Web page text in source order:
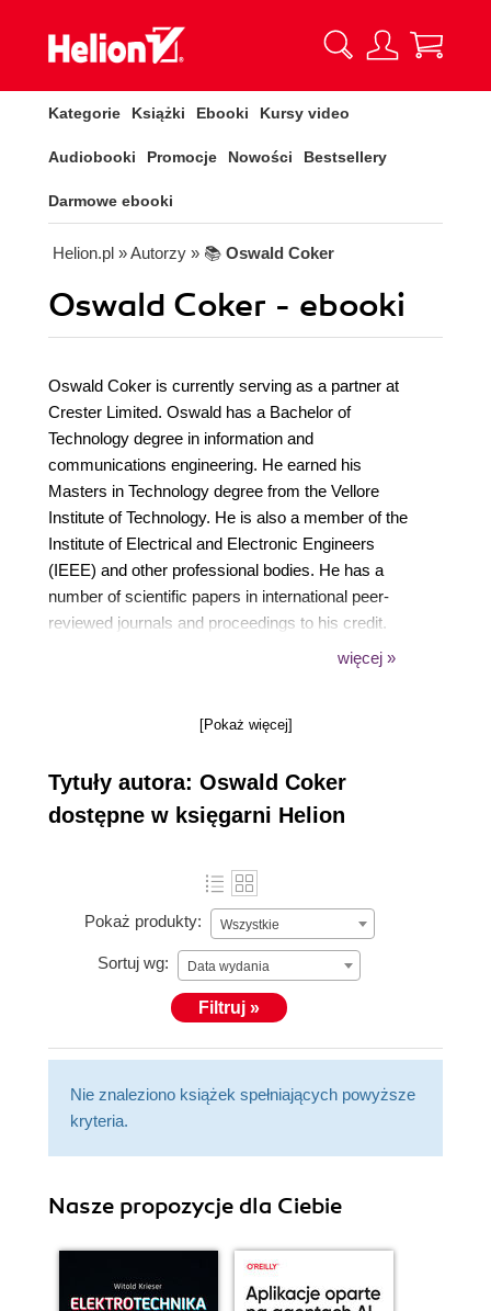
Kategorie Książki Ebooki Kursy video
Audiobooki Promocje Nowości Bestsellery
Darmowe ebooki
Helion.pl » Autorzy » 📚 Oswald Coker
Oswald Coker - ebooki
Oswald Coker is currently serving as a partner at
Crester Limited. Oswald has a Bachelor of
Technology degree in information and
communications engineering. He earned his
Masters in Technology degree from the Vellore
Institute of Technology. He is also a member of the
Institute of Electrical and Electronic Engineers
(IEEE) and other professional bodies. He has a
number of scientific papers in international peer-
reviewed journals and proceedings to his credit.
Oswald is also a recipient of various awards. His
limited to): Software-Defined Networks, network
(mobile) communications.
więcej »
[Pokaż więcej]
Tytuły autora: Oswald Coker
dostępne w księgarni Helion
Pokaż produkty: Wszystkie
Sortuj wg: Data wydania
Filtruj »
Nie znaleziono książek spełniających powyższe
kryteria.
Nasze propozycje dla Ciebie